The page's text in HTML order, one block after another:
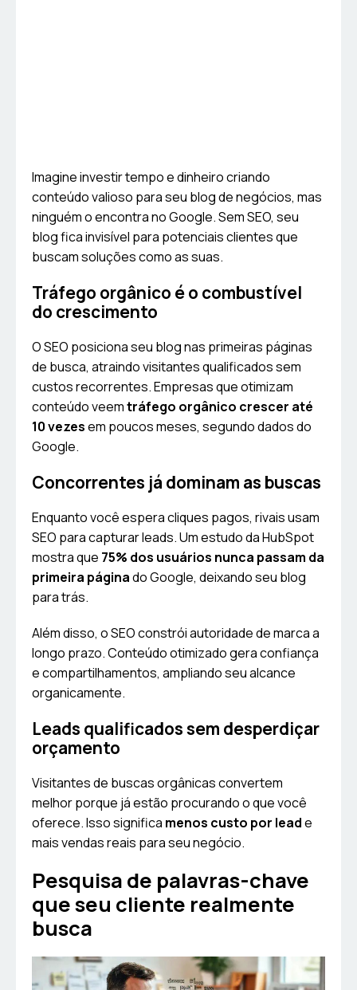
Imagine investir tempo e dinheiro criando
conteúdo valioso para seu blog de negócios, mas
ninguém o encontra no Google. Sem SEO, seu
blog fica invisível para potenciais clientes que
buscam soluções como as suas.
Tráfego orgânico é o combustível
do crescimento
O SEO posiciona seu blog nas primeiras páginas
de busca, atraindo visitantes qualificados sem
custos recorrentes. Empresas que otimizam
conteúdo veemtráfego orgânico crescer até
10 vezesem poucos meses, segundo dados do
Google.
Concorrentes já dominam as buscas
Enquanto você espera cliques pagos, rivais usam
SEO para capturar leads. Um estudo da HubSpot
mostra que 75% dos usuários nunca passam da
primeira páginado Google, deixando seu blog
para trás.
Além disso, o SEO constrói autoridade de marca a
longo prazo. Conteúdo otimizado gera confiança
e compartilhamentos, ampliando seu alcance
organicamente.
Leads qualificados sem desperdiçar
orçamento
Visitantes de buscas orgânicas convertem
melhor porque já estão procurando o que você
oferece. Isso significa menos custo por leade
mais vendas reais para seu negócio.
Pesquisa de palavras-chave
que seu cliente realmente
busca